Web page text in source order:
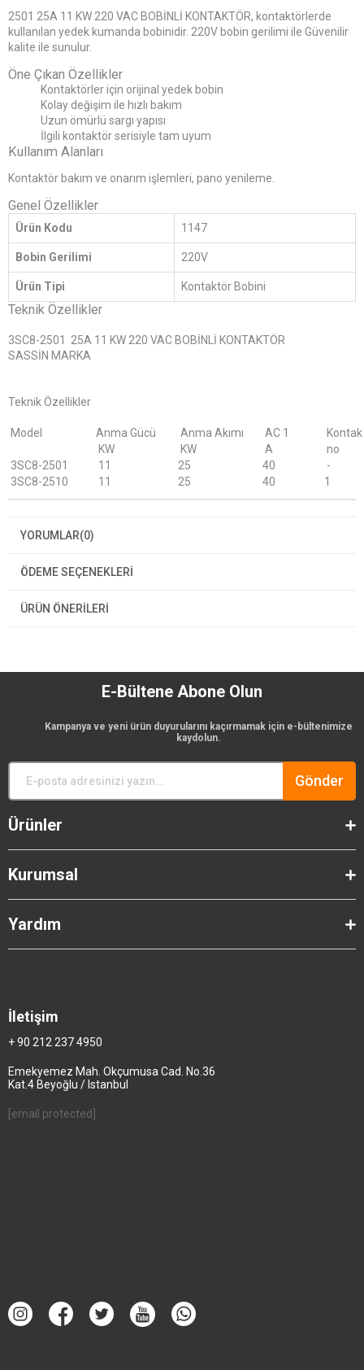
2501 25A 11 KW 220 VAC BOBİNLİ KONTAKTÖR, kontaktörlerde
kullanılan yedek kumanda bobinidir. 220V bobin gerilimi ile Güvenilir
kalite ile sunulur.
Öne Çıkan Özellikler
Kontaktörler için orijinal yedek bobin
Kolay değişim ile hızlı bakım
Uzun ömürlü sargı yapısı
İlgili kontaktör serisiyle tam uyum
Kullanım Alanları
Kontaktör bakım ve onarım işlemleri, pano yenileme.
Genel Özellikler
Ürün Kodu 1147
Bobin Gerilimi 220V
Ürün Tipi Kontaktör Bobini
Teknik Özellikler
3SC8-2501 25A 11 KW 220 VAC BOBİNLİ KONTAKTÖR
SASSİN MARKA
Teknik Özellikler
Model Anma Gücü Anma Akımı AC 1
KW
KW A
no
3SC8-2501
11 25 40
-
3SC8-2510
11 25 40 1
YORUMLAR(0)
ÖDEME SEÇENEKLERI
ÜRÜN ÖNERILERI
E-Bültene Abone Olun
Kampanya ve yeni ürün duyurularını kaçırmamak için e-bültenimize
kaydolun.
Gönder
Ürünler
Kurumsal
Yardım
İletişim
+ 90 212 237 4950
Emekyemez Mah. Okçumusa Cad. No.36
Kat.4 Beyoğlu / Istanbul
[email protected]